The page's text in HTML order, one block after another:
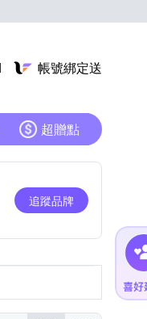
帳號綁定送
超贈點
追蹤品牌